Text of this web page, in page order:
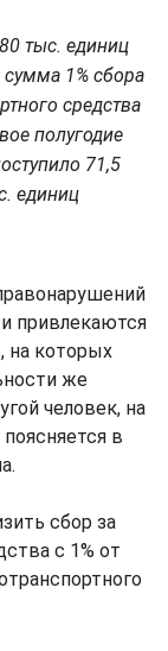
тыс. единиц
1% сбора
средства
полугодие
71,5
единиц
привлекаются
на которых
же
человек, на
в
сбор за
с 1% от